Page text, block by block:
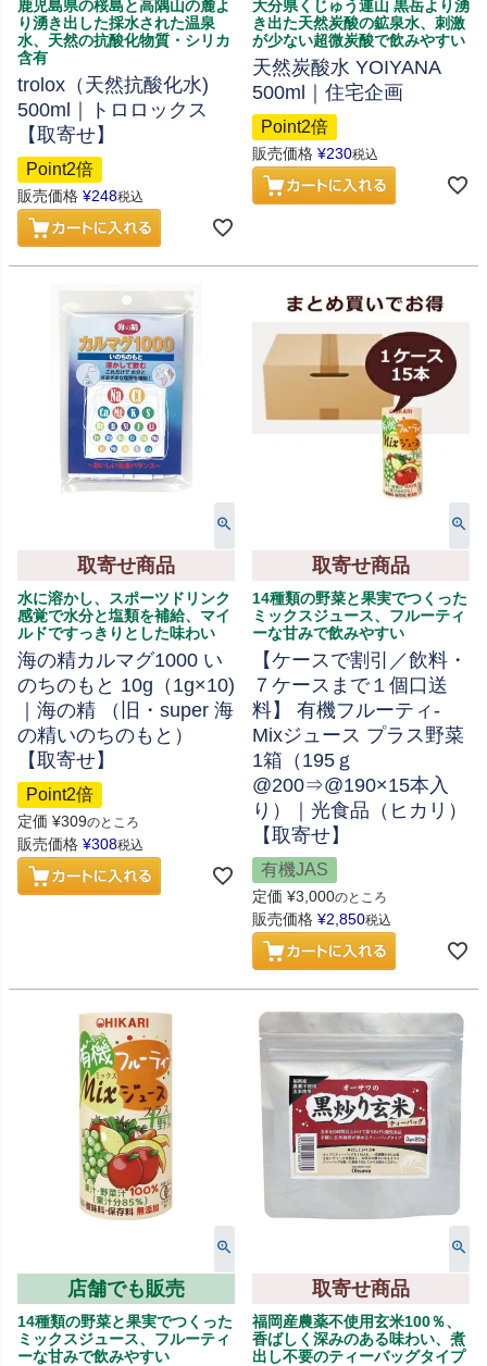
鹿児島県の桜島と高隅山の麓よ
り湧き出した採水された温泉
水、天然の抗酸化物質・シリカ
含有
trolox（天然抗酸化水)
500ml｜トロロックス
【取寄せ】
Point2倍
販売価格 ¥248税込
大分県くじゅう連山 黒岳より湧
き出た天然炭酸の鉱泉水、刺激
が少ない超微炭酸で飲みやすい
天然炭酸水 YOIYANA
500ml｜住宅企画
Point2倍
販売価格 ¥230税込
取寄せ商品
水に溶かし、スポーツドリンク
感覚で水分と塩類を補給、マイ
ルドですっきりとした味わい
海の精カルマグ1000 い
のちのもと 10g（1g×10)
｜海の精 （旧・super 海
の精いのちのもと）
【取寄せ】
Point2倍
定価 ¥309のところ
販売価格 ¥308税込
取寄せ商品
14種類の野菜と果実でつくった
ミックスジュース、フルーティ
ーな甘みで飲みやすい
【ケースで割引／飲料・
７ケースまで１個口送
料】 有機フルーティ-
Mixジュース プラス野菜
1箱（195ｇ
@200⇒@190×15本入
り）｜光食品（ヒカリ）
【取寄せ】
有機JAS
定価 ¥3,000のところ
販売価格 ¥2,850税込
店舗でも販売
14種類の野菜と果実でつくった
ミックスジュース、フルーティ
ーな甘みで飲みやすい
取寄せ商品
福岡産農薬不使用玄米100％、
香ばしく深みのある味わい、煮
出し不要のティーバッグタイプ